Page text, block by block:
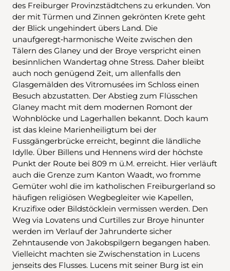
des Freiburger Provinzstädtchens zu erkunden. Von
der mit Türmen und Zinnen gekrönten Krete geht
der Blick ungehindert übers Land. Die
unaufgeregt‑harmonische Weite zwischen den
Tälern des Glaney und der Broye verspricht einen
besinnlichen Wandertag ohne Stress. Daher bleibt
auch noch genügend Zeit, um allenfalls den
Glasgemälden des Vitromusées im Schloss einen
Besuch abzustatten. Der Abstieg zum Flüsschen
Glaney macht mit dem modernen Romont der
Wohnblöcke und Lagerhallen bekannt. Doch kaum
ist das kleine Marienheiligtum bei der
Fussgängerbrücke erreicht, beginnt die ländliche
Idylle. Über Billens und Hennens wird der höchste
Punkt der Route bei 809 m ü.M. erreicht. Hier verläuft
auch die Grenze zum Kanton Waadt, wo fromme
Gemüter wohl die im katholischen Freiburgerland so
häufigen religiösen Wegbegleiter wie Kapellen,
Kruzifixe oder Bildstöcklein vermissen werden. Den
Weg via Lovatens und Curtilles zur Broye hinunter
werden im Verlauf der Jahrunderte sicher
Zehntausende von Jakobspilgern begangen haben.
Vielleicht machten sie Zwischenstation in Lucens
jenseits des Flusses. Lucens mit seiner Burg ist ein